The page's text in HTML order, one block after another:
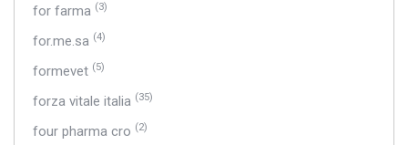
for farma (3)
for.me.sa (4)
formevet (5)
forza vitale italia (35)
four pharma cro (2)